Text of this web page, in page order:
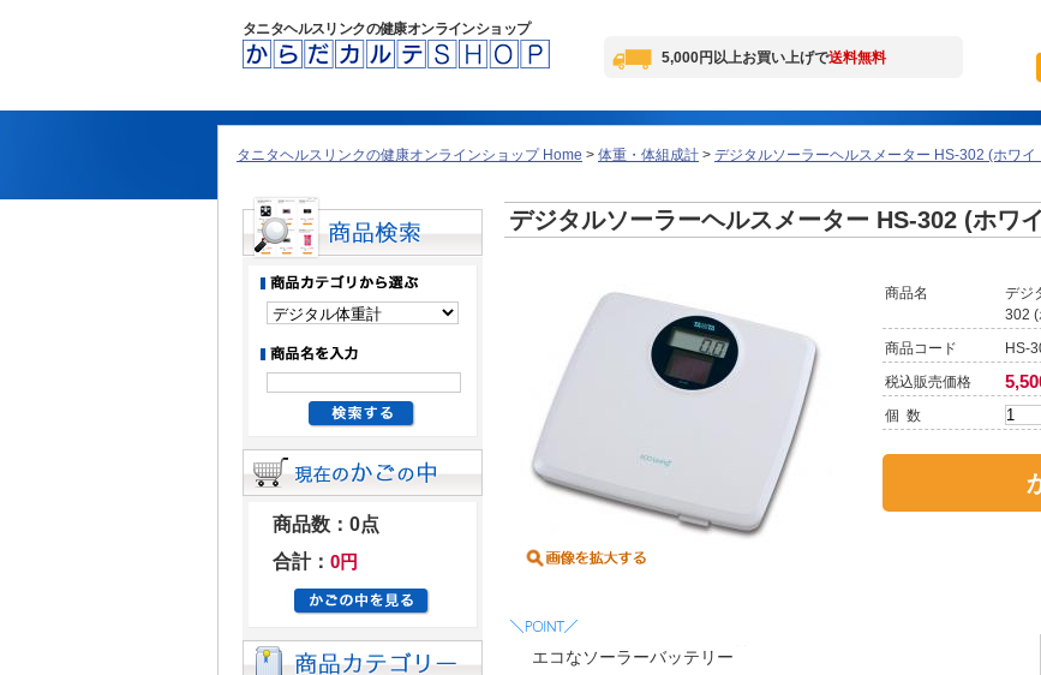
タニタヘルスリンクの健康オンラインショップ
5,000円以上お買い上げで送料無料
タニタヘルスリンクの健康オンラインショップ Home > 体重・体組成計 > デジタルソーラーヘルスメーター HS-302 (ホワイ
商品数：0点
合計： 0円
デジタルソーラーヘルスメーター HS-302 (ホワ
商品名
デジ
302
商品コード
HS-
税込販売価格
個 数
エコなソーラーバッテリー